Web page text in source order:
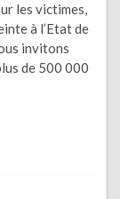
les victimes,
à l’Etat de
invitons
de 500 000